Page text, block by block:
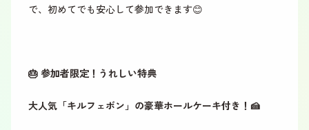
で、初めてでも安心して参加できます😊
🎂 参加者限定！うれしい特典
大人気「キルフェボン」の豪華ホールケーキ付き！🍰